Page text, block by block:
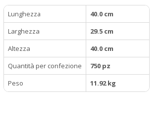
Lunghezza
40.0 cm
Larghezza
29.5 cm
Altezza
40.0 cm
Quantità per confezione
750 pz
Peso
11.92 kg